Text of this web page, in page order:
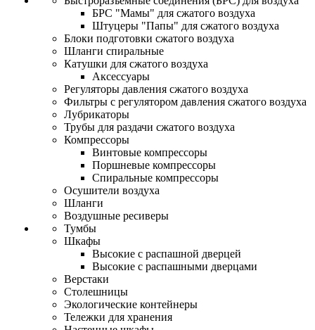
БРС "Мамы" для сжатого воздуха
Штуцеры "Папы" для сжатого воздуха
Блоки подготовки сжатого воздуха
Шланги спиральные
Катушки для сжатого воздуха
Аксессуары
Регуляторы давления сжатого воздуха
Фильтры с регулятором давления сжатого воздуха
Лубрикаторы
Трубы для раздачи сжатого воздуха
Компрессоры
Винтовые компрессоры
Поршневые компрессоры
Спиральные компрессоры
Осушители воздуха
Шланги
Воздушные ресиверы
Тумбы
Шкафы
Высокие с распашной дверцей
Высокие с распашными дверцами
Верстаки
Столешницы
Экологические контейнеры
Тележки для хранения